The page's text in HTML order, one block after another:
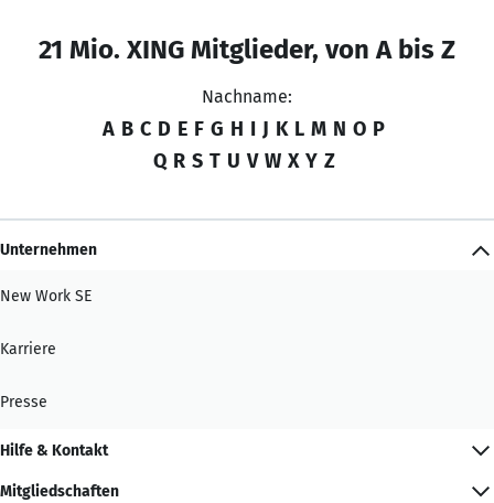
21 Mio. XING Mitglieder, von A bis Z
Nachname:
A B C D E F G H I J K L M N O P
Q R S T U V W X Y Z
Unternehmen
New Work SE
Karriere
Presse
Hilfe & Kontakt
Mitgliedschaften